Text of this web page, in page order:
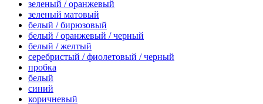
зеленый / оранжевый
зеленый матовый
белый / бирюзовый
белый / оранжевый / черный
белый / желтый
серебристый / фиолетовый / черный
пробка
белый
синий
коричневый